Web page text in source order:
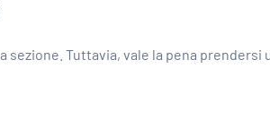
Tuttavia, vale la pena